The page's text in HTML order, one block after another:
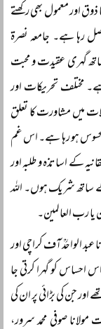
ذوق اور معمول بھی رکھتے
رہا ہے۔ جامعہ نصرۃ
گہری عقیدت و محبت
مختلف تحریکات اور
میں مشاورت کا تعلق
ہو رہا ہے۔ اس غم
کے اساتذہ و طلبہ اور
ساتھ شریک ہوں۔ اللہ
رب العالمین۔
الواحدؒ آف کراچی اور
احساس کو گہرا کرتی جا
جن کی بڑائی پر ان کی
صوفی محمد سرور،